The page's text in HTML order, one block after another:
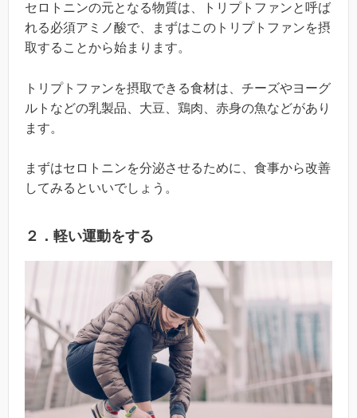
セロトニンの元となる物質は、トリプトファンと呼ば
れる必須アミノ酸で、まずはこのトリプトファンを摂
取することから始まります。
トリプトファンを摂取できる食材は、チーズやヨーグ
ルトなどの乳製品、大豆、鶏肉、赤身の魚などがあり
ます。
まずはセロトニンを分泌させるために、食事から改善
してみるといいでしょう。
２．軽い運動をする